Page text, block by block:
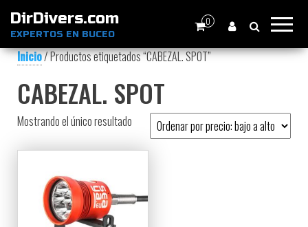
DirDivers.com
EXPERTOS EN BUCEO
0
Inicio/ Productos etiquetados “CABEZAL. SPOT”
CABEZAL. SPOT
Mostrando el único resultado